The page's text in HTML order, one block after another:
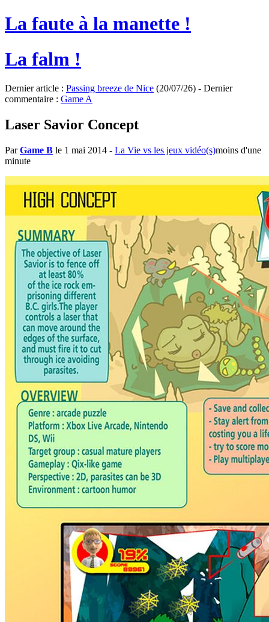
La faute à la manette !
La falm !
Dernier article : Passing breeze de Nice (20/07/26) - Dernier
commentaire : Game A
Laser Savior Concept
ParGame B le 1 mai 2014 - La Vie vs les jeux vidéo(s)moins d'une
minute